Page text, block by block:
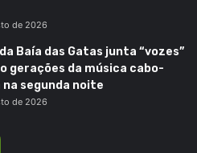
de 2026
Baía das Gatas junta “vozes”
gerações da música cabo-
segunda noite
de 2026